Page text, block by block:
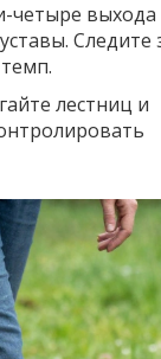
четыре выхода
Следите
лестниц и